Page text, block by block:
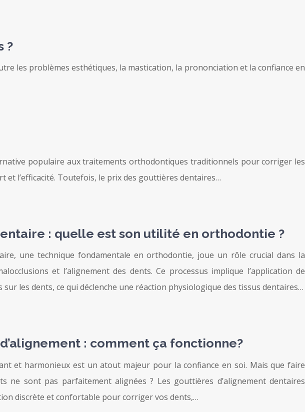
?
les problèmes esthétiques, la mastication, la prononciation et la confiance en
populaire aux traitements orthodontiques traditionnels pour corriger les
et l’efficacité. Toutefois, le prix des gouttières dentaires…
: quelle est son utilité en orthodontie ?
une technique fondamentale en orthodontie, joue un rôle crucial dans la
et l’alignement des dents. Ce processus implique l’application de
sur les dents, ce qui déclenche une réaction physiologique des tissus dentaires…
: comment ça fonctionne?
et harmonieux est un atout majeur pour la confiance en soi. Mais que faire
ne sont pas parfaitement alignées ? Les gouttières d’alignement dentaires
discrète et confortable pour corriger vos dents,…